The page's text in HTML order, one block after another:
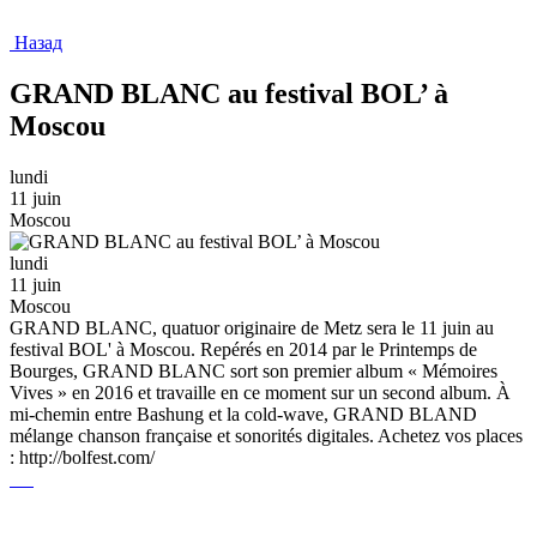
Назад
GRAND BLANC au festival BOL’ à
Moscou
lundi
11 juin
Moscou
lundi
11 juin
Moscou
GRAND BLANC, quatuor originaire de Metz sera le 11 juin au
festival BOL' à Moscou. Repérés en 2014 par le Printemps de
Bourges, GRAND BLANC sort son premier album « Mémoires
Vives » en 2016 et travaille en ce moment sur un second album. À
mi-chemin entre Bashung et la cold-wave, GRAND BLAND
mélange chanson française et sonorités digitales. Achetez vos places
: http://bolfest.com/